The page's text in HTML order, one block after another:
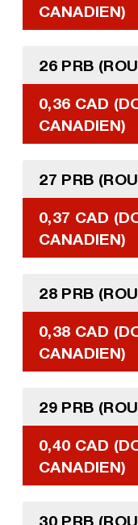
CANADIEN)
26 PRB
0,36 CAD
CANADIEN)
27 PRB
0,37 CAD
CANADIEN)
28 PRB
0,38 CAD
CANADIEN)
29 PRB
0,40 CAD
CANADIEN)
30 PRB